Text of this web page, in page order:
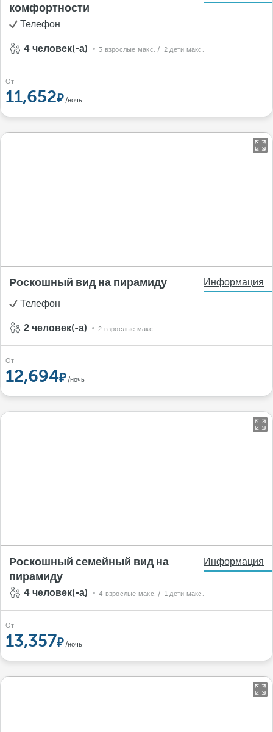
комфортности
Телефон
4 человек(-а) 3 взрослые макс. / 2 дети макс.
От
11,652 /ночь
Роскошный вид на пирамиду
Информация
Телефон
2 человек(-а) 2 взрослые макс.
От
12,694 /ночь
Роскошный семейный вид на
пирамиду
Информация
4 человек(-а) 4 взрослые макс. / 1 дети макс.
От
13,357 /ночь